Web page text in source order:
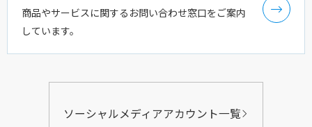
商品やサービスに関するお問い合わせ窓口をご案内
しています。
ソーシャルメディアアカウント一覧